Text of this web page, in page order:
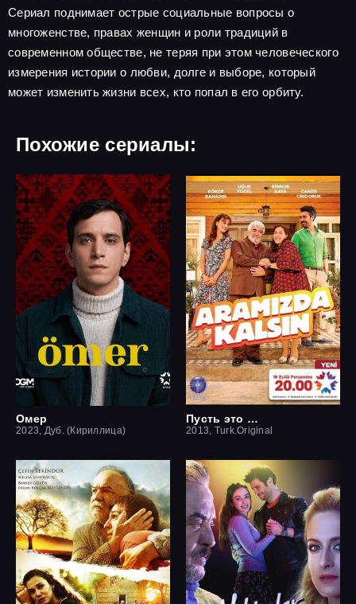
Сериал поднимает острые социальные вопросы о
многоженстве, правах женщин и роли традиций в
современном обществе, не теряя при этом человеческого
измерения истории о любви, долге и выборе, который
может изменить жизни всех, кто попал в его орбиту.
Похожие сериалы:
Омер
2023, Дуб. (Кириллица)
Пусть это останется между нами
2013, Turk.Original